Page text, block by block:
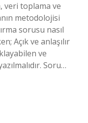
veri toplama ve
metodolojisi
sorusu nasıl
Açık ve anlaşılır
ve
Soru…